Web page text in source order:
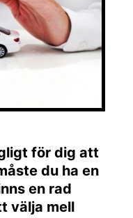
för dig att
du ha en
en rad
välja mell